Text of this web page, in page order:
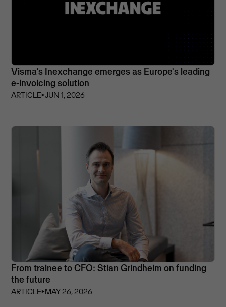
Visma’s Inexchange emerges as Europe's leading
e-invoicing solution
ARTICLE⏵JUN 1, 2026
From trainee to CFO: Stian Grindheim on funding
the future
ARTICLE⏵MAY 26, 2026